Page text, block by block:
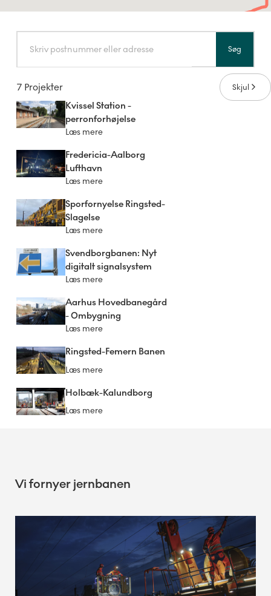
Søg
7 Projekter Skjul
Kvissel Station -
perronforhøjelse
Læs mere
Fredericia-Aalborg
Lufthavn
Læs mere
Sporfornyelse Ringsted-
Slagelse
Læs mere
Svendborgbanen: Nyt
digitalt signalsystem
Læs mere
Aarhus Hovedbanegård
- Ombygning
Læs mere
Ringsted-Femern Banen
Læs mere
Holbæk-Kalundborg
Læs mere
Vi fornyer jernbanen